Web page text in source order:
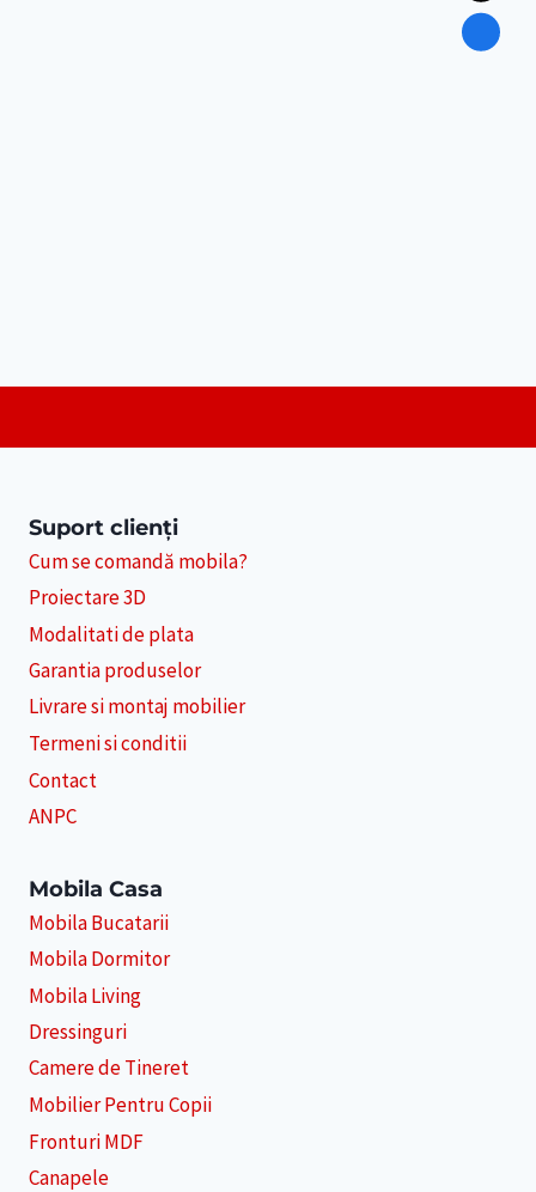
Suport clienți
Cum se comandă mobila?
Proiectare 3D
Modalitati de plata
Garantia produselor
Livrare si montaj mobilier
Termeni si conditii
Contact
ANPC
Mobila Casa
Mobila Bucatarii
Mobila Dormitor
Mobila Living
Dressinguri
Camere de Tineret
Mobilier Pentru Copii
Fronturi MDF
Canapele